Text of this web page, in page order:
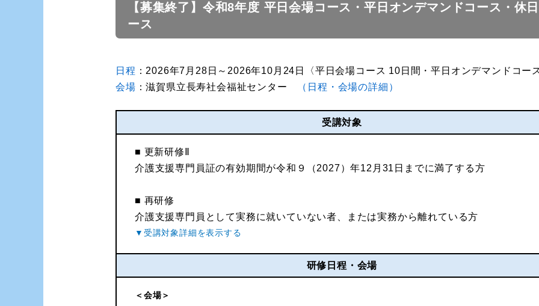
【募集終了】令和8年度 平日会場コース・平日オンデマンドコース・休
ース
日程 ：2026年7月28日～2026年10月24日〈平日会場コース 10日間・平日オンデマンドコー
会場 ：滋賀県立長寿社会福祉センター （日程・会場の詳細）
受講対象
■ 更新研修Ⅱ
介護支援専門員証の有効期間が令和９（2027）年12月31日までに満了する方
■ 再研修
介護支援専門員として実務に就いていない者、または実務から離れている方
研修日程・会場
＜会場＞